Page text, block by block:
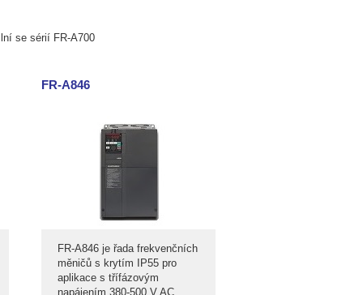
se sérií FR-A700
FR-A846
FR-A846 je řada frekvenčních
měničů s krytím IP55 pro
aplikace s třífázovým
napájením 380-500 V AC